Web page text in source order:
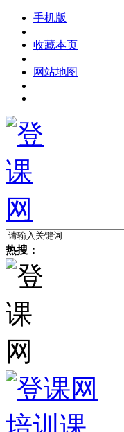
手机版
收藏本页
网站地图
热搜：